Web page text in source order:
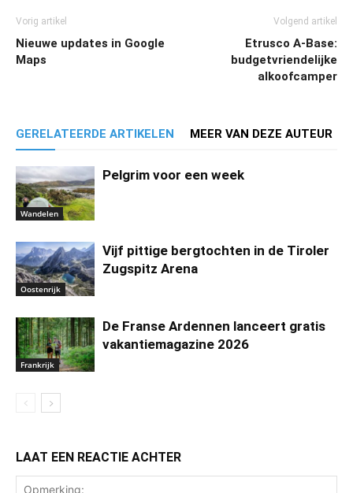
Vorig artikel
Nieuwe updates in Google
Maps
Volgend artikel
Etrusco A-Base:
budgetvriendelijke
alkoofcamper
GERELATEERDE ARTIKELEN MEER VAN DEZE AUTEUR
Wandelen
Pelgrim voor een week
Oostenrijk
Vijf pittige bergtochten in de Tiroler
Zugspitz Arena
Frankrijk
De Franse Ardennen lanceert gratis
vakantiemagazine 2026
LAAT EEN REACTIE ACHTER